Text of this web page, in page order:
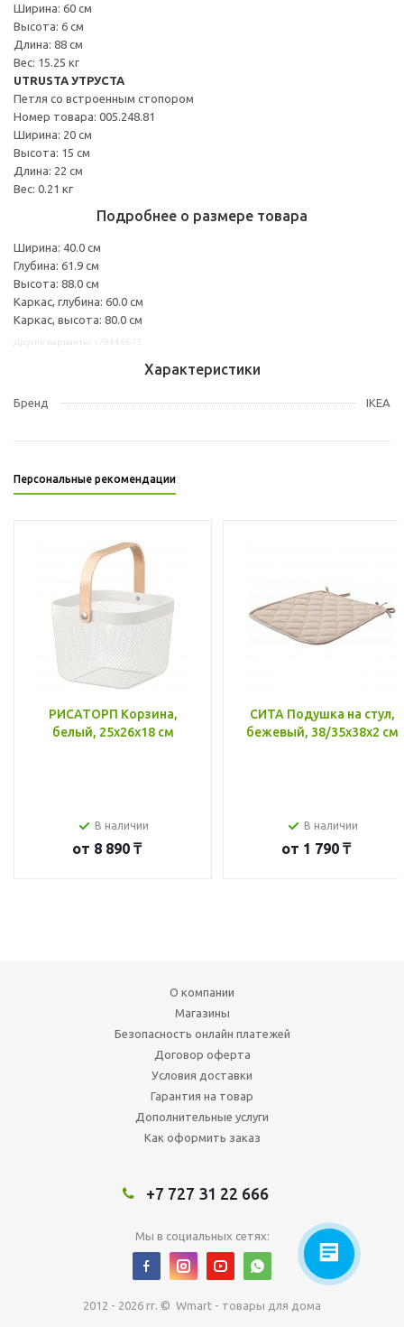
Ширина: 60 см
Высота: 6 см
Длина: 88 см
Вес: 15.25 кг
UTRUSTA УТРУСТА
Петля со встроенным стопором
Номер товара: 005.248.81
Ширина: 20 см
Высота: 15 см
Длина: 22 см
Вес: 0.21 кг
Подробнее о размере товара
Ширина: 40.0 см
Глубина: 61.9 см
Высота: 88.0 см
Каркас, глубина: 60.0 см
Каркас, высота: 80.0 см
Характеристики
Бренд IKEA
Персональные рекомендации
РИСАТОРП Корзина,
белый, 25x26x18 см
В наличии
от 8 890 ₸
СИТА Подушка на стул,
бежевый, 38/35x38x2 см
В наличии
от 1 790 ₸
О компании
Магазины
Безопасность онлайн платежей
Договор оферта
Условия доставки
Гарантия на товар
Дополнительные услуги
Как оформить заказ
+7 727 31 22 666
Мы в социальных сетях:
2012 - 2026 гг. © Wmart - товары для дома